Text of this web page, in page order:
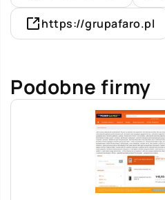
https://grupafaro.pl
Podobne firmy